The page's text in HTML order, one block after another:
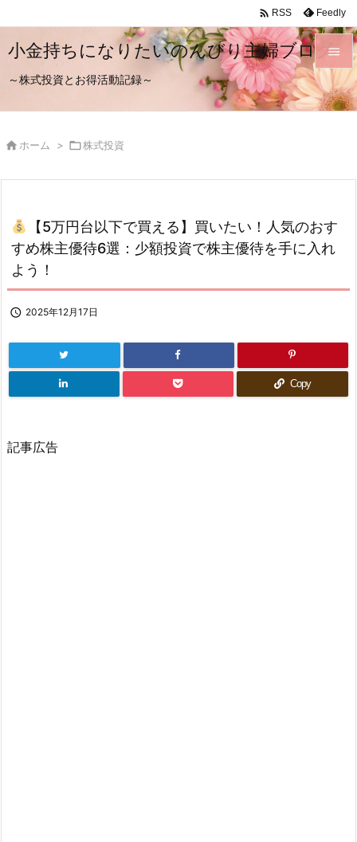
小金持ちになりたいのんびり主婦ブログ
～株式投資とお得活動記録～


メニュ
前へ
次へ

 RSS Feedly
 ホーム > 株式投資
【5万円台以下で買える】買いたい！人気のおす
すめ株主優待6選：少額投資で株主優待を手に入れ
よう！
 2025年12月17日
Copy
記事広告